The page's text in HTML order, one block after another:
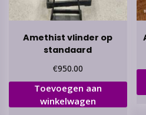
Amethist vlinder op
standaard
€950.00
Toevoegen aan
winkelwagen